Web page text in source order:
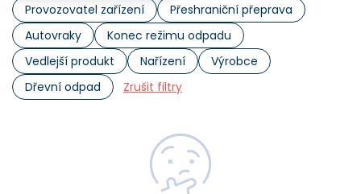
Provozovatel zařízení
Přeshraniční přeprava
Autovraky
Konec režimu odpadu
Vedlejší produkt
Nařízení
Výrobce
Dřevní odpad
Zrušit filtry